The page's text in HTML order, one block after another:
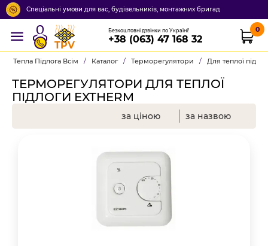
Спеціальні умови для вас, будівельників, монтажних бригад
TPV
Безкоштовні дзвінки по Україні!
+38 (063) 47 168 32
0
Тепла Підлога Всім / Каталог / Терморегулятори / Для теплої
ТЕРМОРЕГУЛЯТОРИ ДЛЯ ТЕПЛОЇ
ПІДЛОГИ EXTHERM
за ціною за назвою